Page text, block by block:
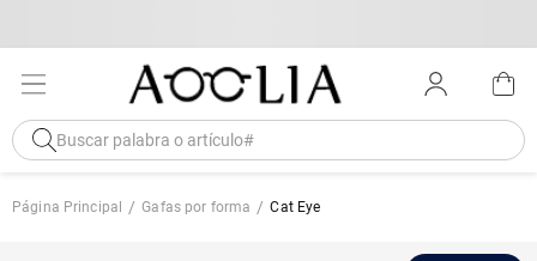
Página Principal Gafas por forma Cat Eye